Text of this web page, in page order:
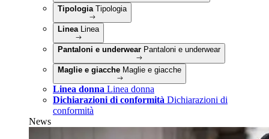
Tipologia Tipologia
Linea Linea
Pantaloni e underwear Pantaloni e underwear
Maglie e giacche Maglie e giacche
Linea donna Linea donna
Dichiarazioni di conformità Dichiarazioni di
conformità
News